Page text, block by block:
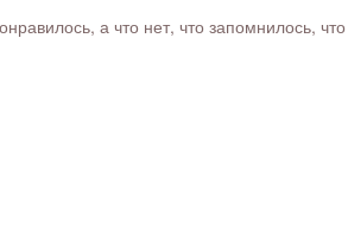
а что нет, что запомнилось,